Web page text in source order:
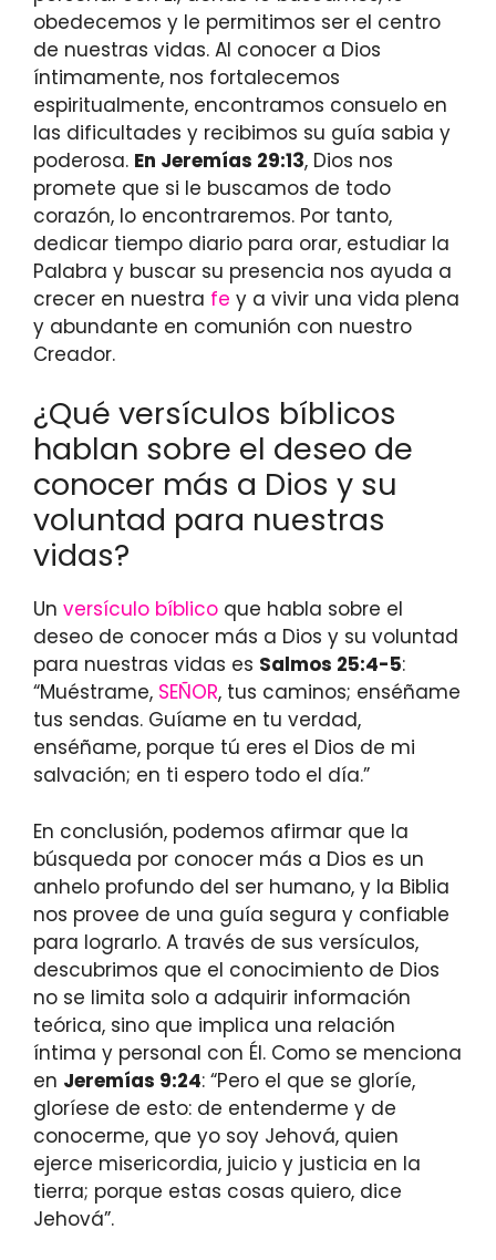
obedecemos y le permitimos ser el centro
de nuestras vidas. Al conocer a Dios
íntimamente, nos fortalecemos
espiritualmente, encontramos consuelo en
las dificultades y recibimos su guía sabia y
poderosa. En Jeremías 29:13, Dios nos
promete que si le buscamos de todo
corazón, lo encontraremos. Por tanto,
dedicar tiempo diario para orar, estudiar la
Palabra y buscar su presencia nos ayuda a
crecer en nuestra fe y a vivir una vida plena
y abundante en comunión con nuestro
Creador.
¿Qué versículos bíblicos
hablan sobre el deseo de
conocer más a Dios y su
voluntad para nuestras
vidas?
Un versículo bíblico que habla sobre el
deseo de conocer más a Dios y su voluntad
para nuestras vidas es Salmos 25:4-5:
“Muéstrame, SEÑOR, tus caminos; enséñame
tus sendas. Guíame en tu verdad,
enséñame, porque tú eres el Dios de mi
salvación; en ti espero todo el día.”
En conclusión, podemos afirmar que la
búsqueda por conocer más a Dios es un
anhelo profundo del ser humano, y la Biblia
nos provee de una guía segura y confiable
para lograrlo. A través de sus versículos,
descubrimos que el conocimiento de Dios
no se limita solo a adquirir información
teórica, sino que implica una relación
íntima y personal con Él. Como se menciona
en Jeremías 9:24: “Pero el que se gloríe,
gloríese de esto: de entenderme y de
conocerme, que yo soy Jehová, quien
ejerce misericordia, juicio y justicia en la
tierra; porque estas cosas quiero, dice
Jehová”.